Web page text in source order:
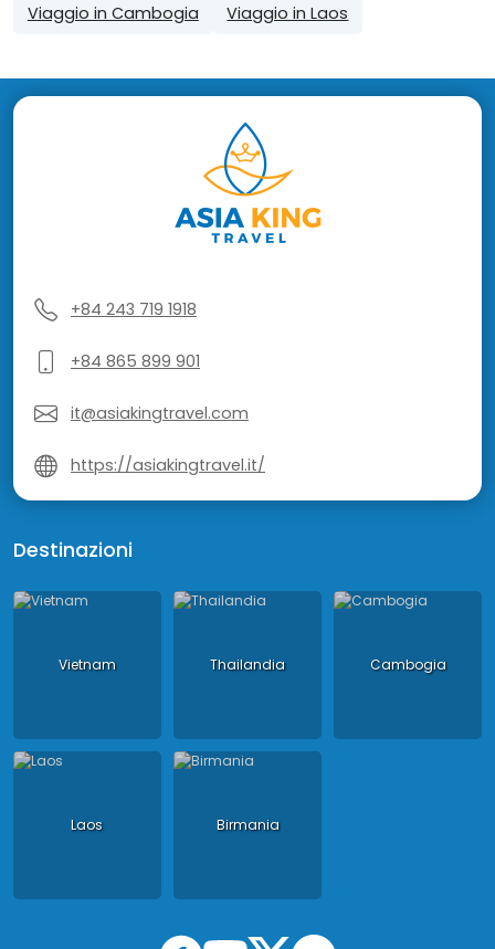
Viaggio in Cambogia
Viaggio in Laos
+84 243 719 1918
+84 865 899 901
it@asiakingtravel.com
https://asiakingtravel.it/
Destinazioni
Vietnam Thailandia Cambogia
Laos Birmania